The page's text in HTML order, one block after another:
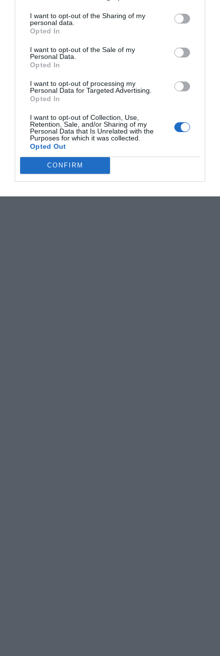
I want to opt-out of the Sharing of my
personal data.
Opted In
I want to opt-out of the Sale of my
Personal Data.
Opted In
I want to opt-out of processing my
Personal Data for Targeted Advertising.
Opted In
I want to opt-out of Collection, Use,
Retention, Sale, and/or Sharing of my
Personal Data that Is Unrelated with the
Purposes for which it was collected.
Opted Out
CONFIRM